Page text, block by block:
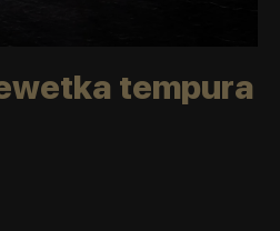
tempura